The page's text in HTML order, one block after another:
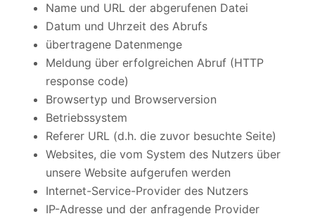
Name und URL der abgerufenen Datei
Datum und Uhrzeit des Abrufs
übertragene Datenmenge
Meldung über erfolgreichen Abruf (HTTP
response code)
Browsertyp und Browserversion
Betriebssystem
Referer URL (d.h. die zuvor besuchte Seite)
Websites, die vom System des Nutzers über
unsere Website aufgerufen werden
Internet-Service-Provider des Nutzers
IP-Adresse und der anfragende Provider